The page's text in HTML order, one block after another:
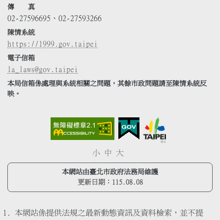
傳 真
02-27596695、02-27593266
陳情系統
https://1999.gov.taipei
電子信箱
la_laws@gov.taipei
本局信箱係處理與系統相關之問題，其餘市政問題請至陳情系統反
映。
小 中 大
本網站由臺北市政府法務局維護
更新日期： 115.08.08
本網站係提供法規之最新動態資訊及資料檢索，並不提